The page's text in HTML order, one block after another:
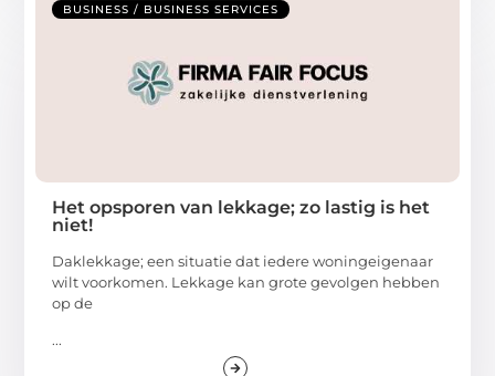
BUSINESS / BUSINESS SERVICES
Het opsporen van lekkage; zo lastig is het
niet!
Daklekkage; een situatie dat iedere woningeigenaar
wilt voorkomen. Lekkage kan grote gevolgen hebben
op de
...